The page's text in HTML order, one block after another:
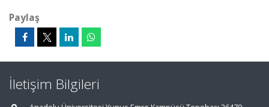
Paylaş
İletişim Bilgileri